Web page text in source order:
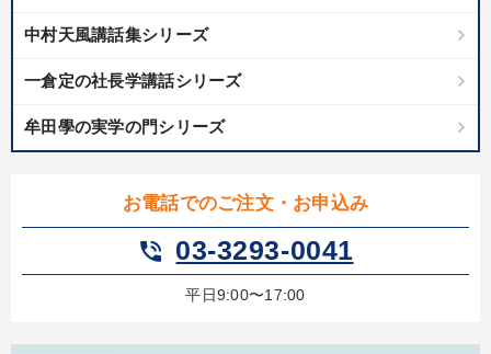
中村天風講話集シリーズ
一倉定の社長学講話シリーズ
牟田學の実学の門シリーズ
お電話でのご注文・お申込み
phone_in_talk 03-3293-0041
平日9:00〜17:00